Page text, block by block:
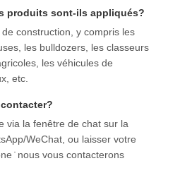
produits sont-ils appliqués?
construction, y compris les
les bulldozers, les classeurs
les véhicules de
etc.
via la fenêtre de chat sur la
WeChat, ou laisser votre
nous vous contacterons